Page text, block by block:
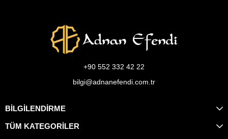
+90 552 332 42 22
bilgi@adnanefendi.com.tr
BİLGİLENDİRME
TÜM KATEGORİLER